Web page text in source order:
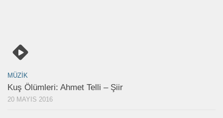
MÜZIK
Kuş Ölümleri: Ahmet Telli – Şiir
20 MAYIS 2016